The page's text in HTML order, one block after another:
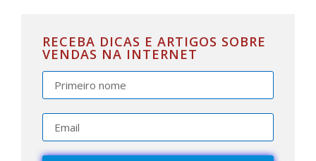
RECEBA DICAS E ARTIGOS SOBRE
VENDAS NA INTERNET